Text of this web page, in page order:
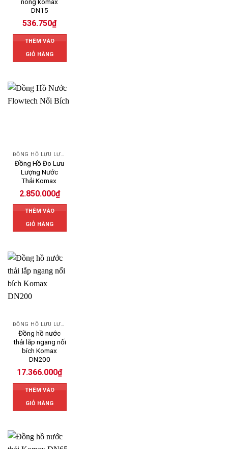
nóng komax
DN15
536.750₫
THÊM VÀO
GIỎ HÀNG
ĐỒNG HỒ LƯU LƯỢNG NƯỚC KOMAX
Đồng Hồ Đo Lưu
Lượng Nước
Thải Komax
2.850.000₫
THÊM VÀO
GIỎ HÀNG
ĐỒNG HỒ LƯU LƯỢNG NƯỚC KOMAX
Đồng hồ nước
thải lắp ngang nối
bích Komax
DN200
17.366.000₫
THÊM VÀO
GIỎ HÀNG